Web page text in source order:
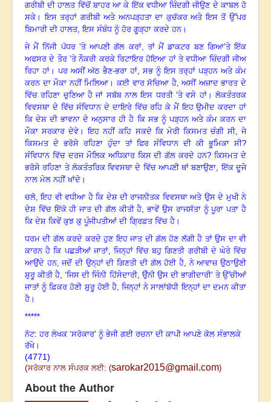
ਗਰੀਬੀ ਦੀ ਹਾਲਤ ਵਿੱਚੋਂ ਬਾਹਰ ਆ ਕੇ ਇੱਕ ਵਧੀਆ ਜ਼ਿੰਦਗੀ ਜੀਉਣ ਦੇ ਕਾਬਲ ਹੋ
ਸਕੇ ।ਇਸ ਤਰ੍ਹਾਂ ਗਰੀਬੀ ਅਤੇ ਅਨਪੜ੍ਹਤਾ ਦਾ ਕੁਚੱਕਰ ਅਤੇ ਇਸ ਤੋਂ ਉੱਪਰ
ਬਿਮਾਰੀ ਦੀ ਹਾਲਤ,ਇਸ ਸੰਬੰਧ ਨੂੰ ਹੋਰ ਗੂੜ੍ਹਾ ਕਰਦੇ ਹਨ।
ਜੇ ਮੈਂ ਨਿੱਜੀ ਪੱਧਰ ’ਤੇ ਆਪਣੀ ਗੱਲ ਕਰਾਂ, ਤਾਂ ਮੈਂ ਡਾਕਟਰ ਬਣ ਗਿਆ’ਤੇ ਇੱਕ
ਅਫਸਰ ਦੇ ਤੌਰ ’ਤੇ ਨੌਕਰੀ ਕਰਕੇ ਰਿਟਾਇਰ ਹੋਇਆ ਹਾਂ ਤੇ ਵਧੀਆ ਜ਼ਿੰਦਗੀ ਜੀਅ
ਰਿਹਾ ਹਾਂ। ਪਰ ਅਸੀਂ ਅੱਠ ਭੈਣ-ਭਰਾ ਹਾਂ, ਸਭ ਨੂੰ ਇਸ ਤਰ੍ਹਾਂ ਪੜ੍ਹਨ ਅਤੇ ਕੰਮ
ਕਰਨ ਦਾ ਮੌਕਾ ਨਹੀਂ ਮਿਲਿਆ। ਕਈ ਵਾਰ ਸੋਚਿਆ ਹੈ, ਅਸੀਂ ਅਜ਼ਾਦ ਭਾਰਤ ਦੇ
ਵਿੱਚ ਰਹਿਣਾ ਚੁਣਿਆ ਹੈ ਜਾਂ ਸਬੱਬ ਨਾਲ ਇਸ ਧਰਤੀ ’ਤੇ ਵਸੇ ਹਾਂ।ਲੋਕਤੰਤਰਕ
ਵਿਵਸਥਾ ਦੇ ਵਿੱਚ ਸੰਵਿਧਾਨ ਦੇ ਦਾਇਰੇ ਵਿੱਚ ਰਹਿ ਕੇ ਮੈਂ ਇਹ ਉਮੀਦ ਕਰਦਾ ਹਾਂ
ਕਿ ਦੇਸ਼ ਦੀ ਭਾਵਨਾ ਦੇ ਅਨੁਸਾਰ ਹੀ ਹੈ ਕਿ ਸਭ ਨੂੰ ਪੜ੍ਹਨ ਅਤੇ ਕੰਮ ਕਰਨ ਦਾ
ਮੌਕਾ ਸਰਕਾਰ ਦੇਵੇ।ਇਹ ਨਹੀਂ ਕਹਿ ਸਕਦੇ ਕਿ ਮੇਰੀ ਕਿਸਮਤ ਚੰਗੀ ਸੀ,ਜੇ
ਕਿਸਮਤ ਦੇ ਭਰੋਸੇ ਰਹਿਣਾ ਹੁੰਦਾ ਤਾਂ ਫਿਰ ਸੰਵਿਧਾਨ ਦੀ ਕੀ ਭੂਮਿਕਾ ਸੀ?
ਸੰਵਿਧਾਨ ਵਿੱਚ ਦਰਜ ਮੌਲਿਕ ਅਧਿਕਾਰ ਕਿਸ ਦੀ ਗੱਲ ਕਰਦੇ ਹਨ?ਕਿਸਮਤ ਦੇ
ਭਰੋਸੇ ਰਹਿਣਾ ਤੇ ਲੋਕਤੰਤਰਿਕ ਵਿਵਸਥਾ ਦੇ ਵਿੱਚ ਆਪਣੀ ਥਾਂ ਬਣਾਉਣਾ, ਇੱਕ ਦੂਜੇ
ਨਾਲ ਮੇਲ ਨਹੀਂ ਖਾਂਦੇ ।
ਚਲੋ,ਇਹ ਵੀ ਵਧੀਆ ਹੈ ਕਿ ਦੇਸ਼ ਦੀ ਰਾਜਨੀਤਕ ਵਿਵਸਥਾ ਅਤੇ ਉਸ ਦੇ ਮੁਖੀ ਨੇ
ਦੇਸ਼ ਵਿੱਚ ਇੱਕੋ ਹੀ ਜਾਤ ਦੀ ਗੱਲ ਕੀਤੀ ਹੈ,ਭਾਵੇਂ ਉਸ ਰਾਜਸੱਤਾ ਨੂੰ ਪੂਰਾ ਪਤਾ ਹੈ
ਕਿ ਦੇਸ਼ ਕਿਵੇਂ ਕੁਝ ਕੁ ਪੂੰਜੀਪਤੀਆਂ ਦੀ ਗ੍ਰਿਫ਼ਤ ਵਿੱਚ ਹੈ ।
ਧਰਮ ਦੀ ਗੱਲ ਕਰਦੇ ਕਰਦੇ ਹੁਣ ਇਹ ਜਾਤ ਦੀ ਗੱਲ ਹੋਣ ਲੱਗੀ ਹੈ ਤਾਂ ਉਸ ਦਾ ਵੀ
ਕਾਰਨ ਹੈ ਕਿ ਪਛੜੀਆਂ ਜਾਤਾਂ, ਜਿਨ੍ਹਾਂ ਵਿੱਚ ਬਹੁ ਗਿਣਤੀ ਗਰੀਬੀ ਦੇ ਘੇਰੇ ਵਿੱਚ
ਆਉਂਦੇ ਹਨ,ਜਦੋਂ ਦੀ ਉਨ੍ਹਾਂ ਦੀ ਗਿਣਤੀ ਦੀ ਗੱਲ ਹੋਈ ਹੈ, ਨੇ ਆਵਾਜ਼ ਉਠਾਉਣੀ
ਸ਼ੁਰੂ ਕੀਤੀ ਹੈ, ‘ਜਿਸ ਦੀ ਜਿੰਨੀ ਹਿੱਸੇਦਾਰੀ, ਉੰਨੀ ਉਸ ਦੀ ਭਾਗੀਦਾਰੀ’ ਤੇ ਉੱਚੀਆਂ
ਜਾਤਾਂ ਨੂੰ ਫ਼ਿਕਰ ਹੋਣੀ ਸ਼ੁਰੂ ਹੋਈ ਹੈ,ਜਿਨ੍ਹਾਂ ਨੇ ਸਾਲਾਂਬੱਧੀ ਇਨ੍ਹਾਂ ਦਾ ਦਮਨ ਕੀਤਾ
ਹੈ ।
*****
ਨੋਟ: ਹਰ ਲੇਖਕ ‘ਸਰੋਕਾਰ’ ਨੂੰ ਭੇਜੀ ਗਈ ਰਚਨਾ ਦੀ ਕਾਪੀ ਆਪਣੇ ਕੋਲ ਸੰਭਾਲਕੇ
ਰੱਖੇ।
(4771)
(ਸਰੋਕਾਰ ਨਾਲ ਸੰਪਰਕ ਲਈ: (sarokar2015@gmail.com)
About the Author